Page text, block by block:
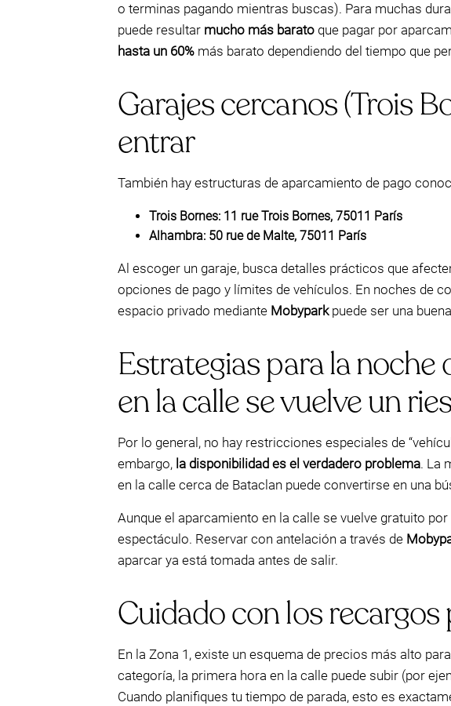
o terminas pagando mientras buscas). Para muchas
puede resultar mucho más barato que pagar por
hasta un 60% más barato dependiendo del tiempo que
Garajes cercanos (Trois
entrar
También hay estructuras de aparcamiento de pago
Trois Bornes: 11 rue Trois Bornes, 75011 París
Alhambra: 50 rue de Malte, 75011 París
Al escoger un garaje, busca detalles prácticos que
opciones de pago y límites de vehículos. En noches de
espacio privado mediante Mobyparkpuede ser una
Estrategias para la
en la calle se vuelve un
Por lo general, no hay restricciones especiales de
embargo, la disponibilidad es el verdadero problema. La
en la calle cerca de Bataclan puede convertirse en una
Aunque el aparcamiento en la calle se vuelve gratuito por
espectáculo. Reservar con antelación a través de
aparcar ya está tomada antes de salir.
Cuidado con los recargos
En la Zona 1, existe un esquema de precios más alto
categoría, la primera hora en la calle puede subir (por
Cuando planifiques tu tiempo de parada, esto es